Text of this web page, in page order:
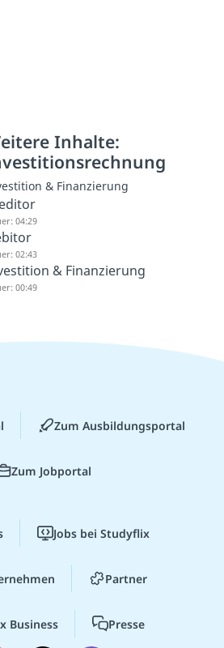
Inhalte:
& Finanzierung
04:29
02:43
& Finanzierung
00:49
Zum Ausbildungsportal
Zum Jobportal
Jobs bei Studyflix
Partner
Business Presse